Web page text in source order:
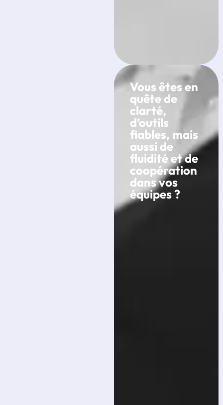
Vous êtes en
quête de
clarté,
d’outils
fiables, mais
aussi de
fluidité et de
coopération
dans vos
équipes ?